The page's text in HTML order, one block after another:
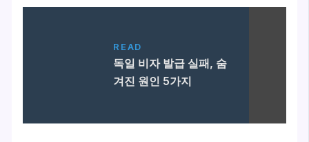
READ
독일 비자 발급 실패, 숨
겨진 원인 5가지